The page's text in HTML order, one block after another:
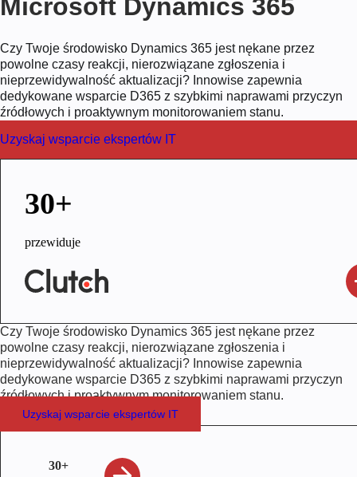
Microsoft Dynamics 365
Czy Twoje środowisko Dynamics 365 jest nękane przez
powolne czasy reakcji, nierozwiązane zgłoszenia i
nieprzewidywalność aktualizacji? Innowise zapewnia
dedykowane wsparcie D365 z szybkimi naprawami przyczyn
źródłowych i proaktywnym monitorowaniem stanu.
Uzyskaj wsparcie ekspertów IT
30+
przewiduje
Czy Twoje środowisko Dynamics 365 jest nękane przez
powolne czasy reakcji, nierozwiązane zgłoszenia i
nieprzewidywalność aktualizacji? Innowise zapewnia
dedykowane wsparcie D365 z szybkimi naprawami przyczyn
źródłowych i proaktywnym monitorowaniem stanu.
Uzyskaj wsparcie ekspertów IT
30+